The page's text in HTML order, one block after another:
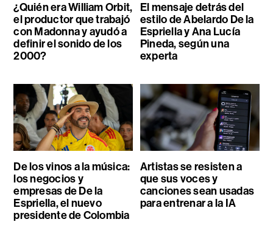
¿Quién era William Orbit,
el productor que trabajó
con Madonna y ayudó a
definir el sonido de los
2000?
El mensaje detrás del
estilo de Abelardo De la
Espriella y Ana Lucía
Pineda, según una
experta
De los vinos a la música:
los negocios y
empresas de De la
Espriella, el nuevo
presidente de Colombia
Artistas se resisten a
que sus voces y
canciones sean usadas
para entrenar a la IA